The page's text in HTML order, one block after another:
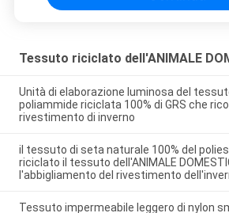
Tessuto riciclato dell'ANIMALE
Unità di elaborazione luminosa del
poliammide riciclata 100% di GRS che
rivestimento di inverno
il tessuto di seta naturale 100% del
riciclato il tessuto dell'ANIMALE
l'abbigliamento del rivestimento
Tessuto impermeabile leggero di nylon